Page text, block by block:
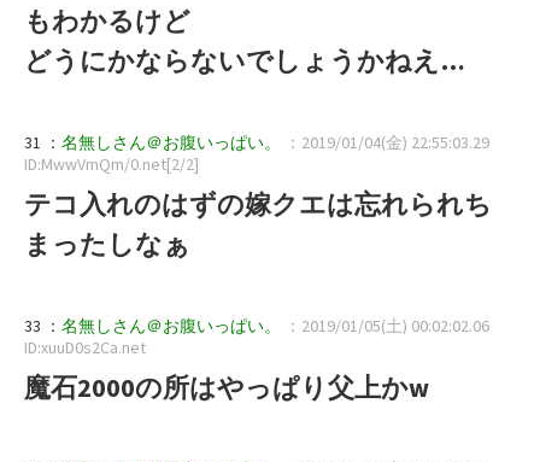
もわかるけど
どうにかならないでしょうかねえ…
31 ： 名無しさん＠お腹いっぱい。
：2019/01/04(金) 22:55:03.29
ID:MwwVmQm/0.net[2/2]
テコ入れのはずの嫁クエは忘れられち
まったしなぁ
33 ： 名無しさん＠お腹いっぱい。
：2019/01/05(土) 00:02:02.06
ID:xuuD0s2Ca.net
魔石2000の所はやっぱり父上かw